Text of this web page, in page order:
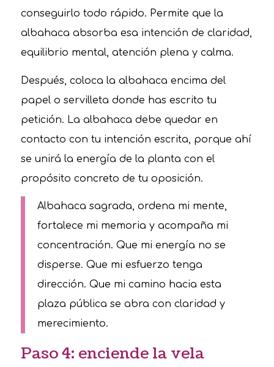
conseguirlo todo rápido. Permite que la
albahaca absorba esa intención de claridad,
equilibrio mental, atención plena y calma.
Después, coloca la albahaca encima del
papel o servilleta donde has escrito tu
petición. La albahaca debe quedar en
contacto con tu intención escrita, porque ahí
se unirá la energía de la planta con el
propósito concreto de tu oposición.
Albahaca sagrada, ordena mi mente,
fortalece mi memoria y acompaña mi
concentración. Que mi energía no se
disperse. Que mi esfuerzo tenga
dirección. Que mi camino hacia esta
plaza pública se abra con claridad y
merecimiento.
Paso 4: enciende la vela